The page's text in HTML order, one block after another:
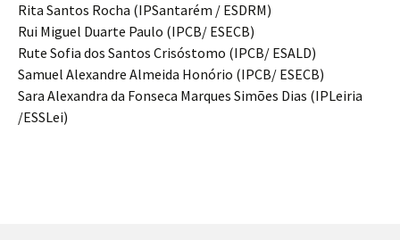
Rita Santos Rocha (IPSantarém / ESDRM)
Rui Miguel Duarte Paulo (IPCB/ ESECB)
Rute Sofia dos Santos Crisóstomo (IPCB/ ESALD)
Samuel Alexandre Almeida Honório (IPCB/ ESECB)
Sara Alexandra da Fonseca Marques Simões Dias (IPLeiria
/ESSLei)